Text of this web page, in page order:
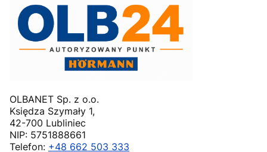
OLBANET Sp. z o.o.
Księdza Szymały 1,
42-700 Lubliniec
NIP: 5751888661
Telefon: +48 662 503 333